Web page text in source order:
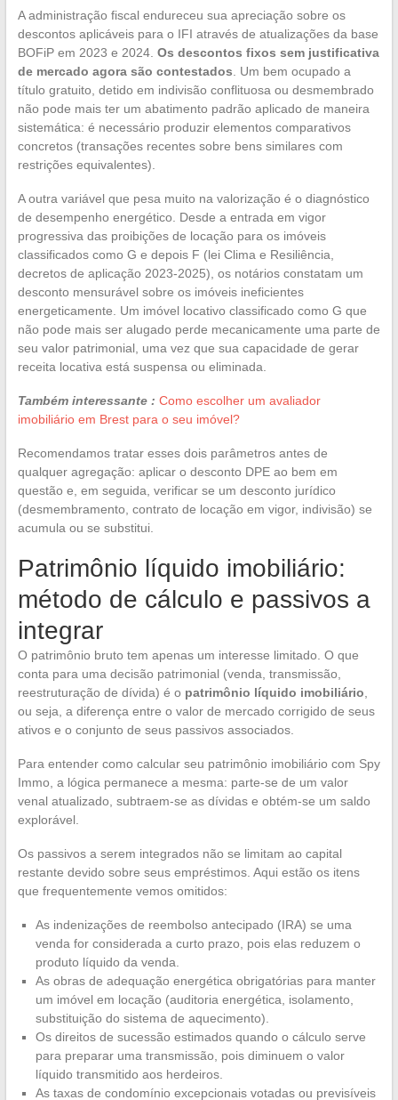
A administração fiscal endureceu sua apreciação sobre os
descontos aplicáveis para o IFI através de atualizações da base
BOFiP em 2023 e 2024. Os descontos fixos sem justificativa
de mercado agora são contestados . Um bem ocupado a
título gratuito, detido em indivisão conflituosa ou desmembrado
não pode mais ter um abatimento padrão aplicado de maneira
sistemática: é necessário produzir elementos comparativos
concretos (transações recentes sobre bens similares com
restrições equivalentes).
A outra variável que pesa muito na valorização é o diagnóstico
de desempenho energético. Desde a entrada em vigor
progressiva das proibições de locação para os imóveis
classificados como G e depois F (lei Clima e Resiliência,
decretos de aplicação 2023-2025), os notários constatam um
desconto mensurável sobre os imóveis ineficientes
energeticamente. Um imóvel locativo classificado como G que
não pode mais ser alugado perde mecanicamente uma parte de
seu valor patrimonial, uma vez que sua capacidade de gerar
receita locativa está suspensa ou eliminada.
Também interessante : Como escolher um avaliador
imobiliário em Brest para o seu imóvel?
Recomendamos tratar esses dois parâmetros antes de
qualquer agregação: aplicar o desconto DPE ao bem em
questão e, em seguida, verificar se um desconto jurídico
(desmembramento, contrato de locação em vigor, indivisão) se
acumula ou se substitui.
Patrimônio líquido imobiliário:
método de cálculo e passivos a
integrar
O patrimônio bruto tem apenas um interesse limitado. O que
conta para uma decisão patrimonial (venda, transmissão,
reestruturação de dívida) é o patrimônio líquido imobiliário
ou seja, a diferença entre o valor de mercado corrigido de seus
ativos e o conjunto de seus passivos associados.
Para entender como calcular seu patrimônio imobiliário com Spy
Immo, a lógica permanece a mesma: parte-se de um valor
venal atualizado, subtraem-se as dívidas e obtém-se um saldo
explorável.
Os passivos a serem integrados não se limitam ao capital
restante devido sobre seus empréstimos. Aqui estão os itens
que frequentemente vemos omitidos:
As indenizações de reembolso antecipado (IRA) se uma
venda for considerada a curto prazo, pois elas reduzem o
produto líquido da venda.
As obras de adequação energética obrigatórias para manter
um imóvel em locação (auditoria energética, isolamento,
substituição do sistema de aquecimento).
Os direitos de sucessão estimados quando o cálculo serve
para preparar uma transmissão, pois diminuem o valor
líquido transmitido aos herdeiros.
As taxas de condomínio excepcionais votadas ou previsíveis